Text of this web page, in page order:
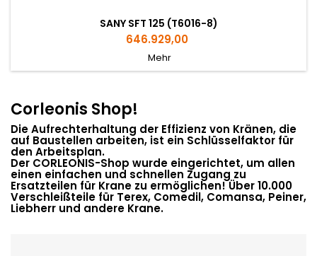
SANY SFT 125 (T6016-8)
Preis
646.929,00
Mehr
Corleonis Shop!
Die Aufrechterhaltung der Effizienz von Kränen, die
auf Baustellen arbeiten, ist ein Schlüsselfaktor für
den Arbeitsplan.
Der CORLEONIS-Shop wurde eingerichtet, um allen
einen einfachen und schnellen Zugang zu
Ersatzteilen für Krane zu ermöglichen! Über 10.000
Verschleißteile für Terex, Comedil, Comansa, Peiner,
Liebherr und andere Krane.